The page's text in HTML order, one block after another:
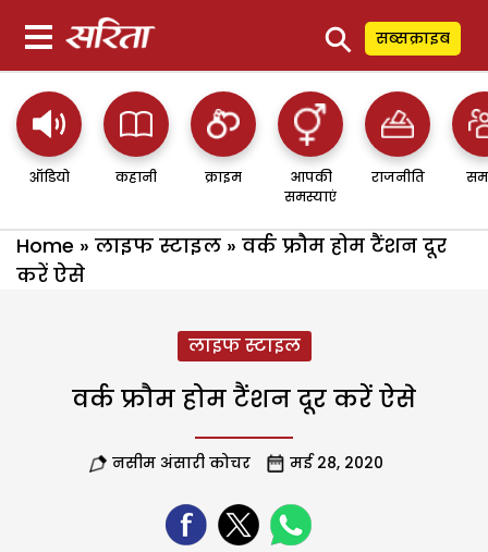
⚲ सब्सक्राइब
ऑडियो कहानी क्राइम
आपकी
समस्याएं
राजनीति
Home » लाइफ स्टाइल » वर्क फ्रौम होम टैंशन दूर
करें ऐसे
लाइफ स्टाइल
वर्क फ्रौम होम टैंशन दूर करें ऐसे
नसीम अंसारी कोचर मई 28, 2020